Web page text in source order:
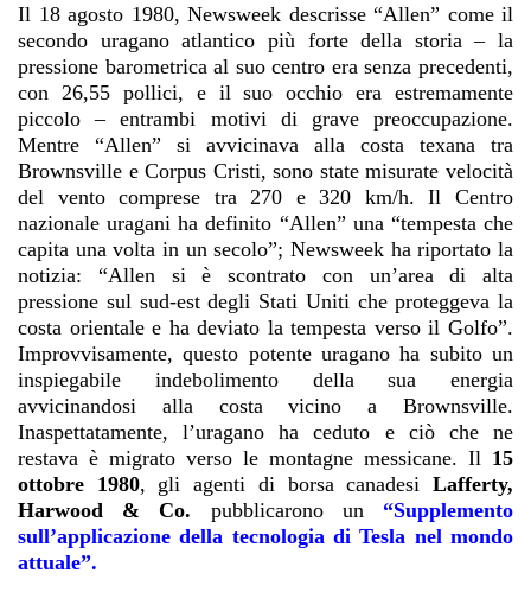
Il 18 agosto 1980, Newsweek descrisse “Allen” come il
secondo uragano atlantico più forte della storia – la
pressione barometrica al suo centro era senza precedenti,
con 26,55 pollici, e il suo occhio era estremamente
piccolo – entrambi motivi di grave preoccupazione.
Mentre “Allen” si avvicinava alla costa texana tra
Brownsville e Corpus Cristi, sono state misurate velocità
del vento comprese tra 270 e 320 km/h. Il Centro
nazionale uragani ha definito “Allen” una “tempesta che
capita una volta in un secolo”; Newsweek ha riportato la
notizia: “Allen si è scontrato con un’area di alta
pressione sul sud-est degli Stati Uniti che proteggeva la
costa orientale e ha deviato la tempesta verso il Golfo”.
Improvvisamente, questo potente uragano ha subito un
inspiegabile indebolimento della sua energia
avvicinandosi alla costa vicino a Brownsville.
Inaspettatamente, l’uragano ha ceduto e ciò che ne
restava è migrato verso le montagne messicane. Il 15
ottobre 1980, gli agenti di borsa canadesiLafferty,
Harwood & Co. pubblicarono un “Supplemento
sull’applicazione della tecnologia di Tesla nel mondo
attuale”.